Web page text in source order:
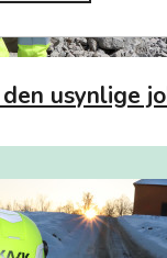
usynlige